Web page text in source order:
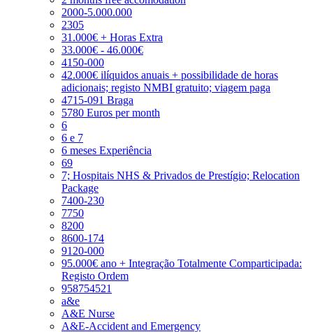
2000-5.000.000
2305
31.000€ + Horas Extra
33.000€ - 46.000€
4150-000
42.000€ ilíquidos anuais + possibilidade de horas
adicionais; registo NMBI gratuito; viagem paga
4715-091 Braga
5780 Euros per month
6
6 e 7
6 meses Experiência
69
7; Hospitais NHS & Privados de Prestígio; Relocation
Package
7400-230
7750
8200
8600-174
9120-000
95.000€ ano + Integração Totalmente Comparticipada:
Registo Ordem
958754521
a&e
A&E Nurse
A&E-Accident and Emergency